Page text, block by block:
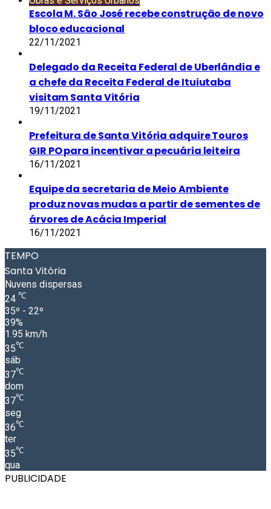
Escola M. São José recebe construção de novo
bloco educacional
22/11/2021
Delegado da Receita Federal de Uberlândia e
a chefe da Receita Federal de Ituiutaba
visitam Santa Vitória
19/11/2021
Prefeitura de Santa Vitória adquire Touros
GIR PO para incentivar a pecuária leiteira
16/11/2021
Equipe da secretaria de Meio Ambiente
produz novas mudas a partir de sementes de
árvores de Acácia Imperial
16/11/2021
TEMPO
Santa Vitória
Nuvens dispersas
24 ℃
35º - 22º
39%
1.95 km/h
35℃
sáb
37℃
dom
37℃
seg
36℃
ter
35℃
qua
PUBLICIDADE